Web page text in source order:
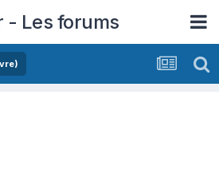
- Les forums